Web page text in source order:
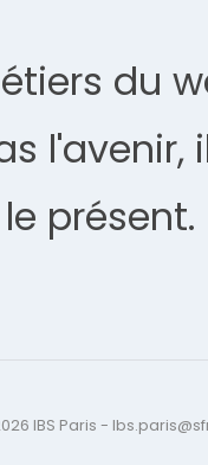
du
l'avenir,
le présent.
IBS Paris -